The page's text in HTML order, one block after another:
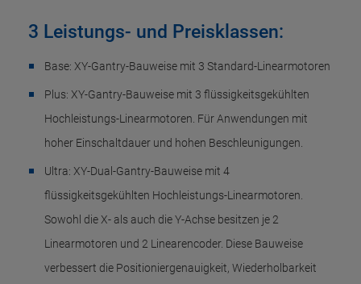
3 Leistungs- und Preisklassen:
Base: XY-Gantry-Bauweise mit 3 Standard-Linearmotoren
Plus: XY-Gantry-Bauweise mit 3 flüssigkeitsgekühlten
Hochleistungs-Linearmotoren. Für Anwendungen mit
hoher Einschaltdauer und hohen Beschleunigungen.
Ultra: XY-Dual-Gantry-Bauweise mit 4
flüssigkeitsgekühlten Hochleistungs-Linearmotoren.
Sowohl die X- als auch die Y-Achse besitzen je 2
Linearmotoren und 2 Linearencoder. Diese Bauweise
verbessert die Positioniergenauigkeit, Wiederholbarkeit